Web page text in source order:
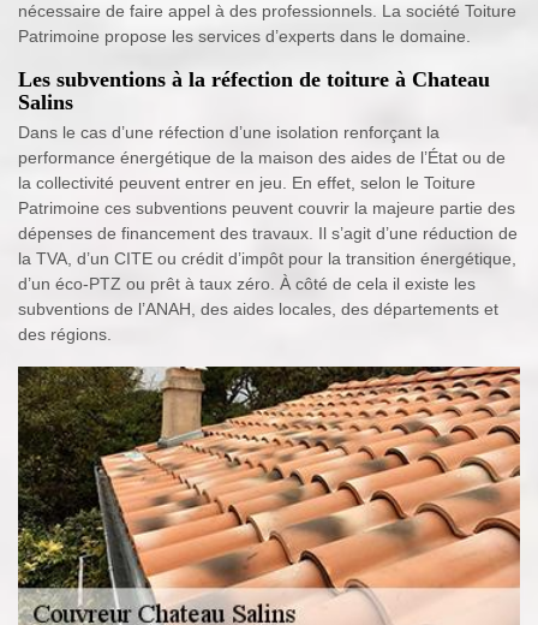
nécessaire de faire appel à des professionnels. La société Toiture
Patrimoine propose les services d’experts dans le domaine.
Les subventions à la réfection de toiture à Chateau
Salins
Dans le cas d’une réfection d’une isolation renforçant la
performance énergétique de la maison des aides de l’État ou de
la collectivité peuvent entrer en jeu. En effet, selon le Toiture
Patrimoine ces subventions peuvent couvrir la majeure partie des
dépenses de financement des travaux. Il s’agit d’une réduction de
la TVA, d’un CITE ou crédit d’impôt pour la transition énergétique,
d’un éco-PTZ ou prêt à taux zéro. À côté de cela il existe les
subventions de l’ANAH, des aides locales, des départements et
des régions.